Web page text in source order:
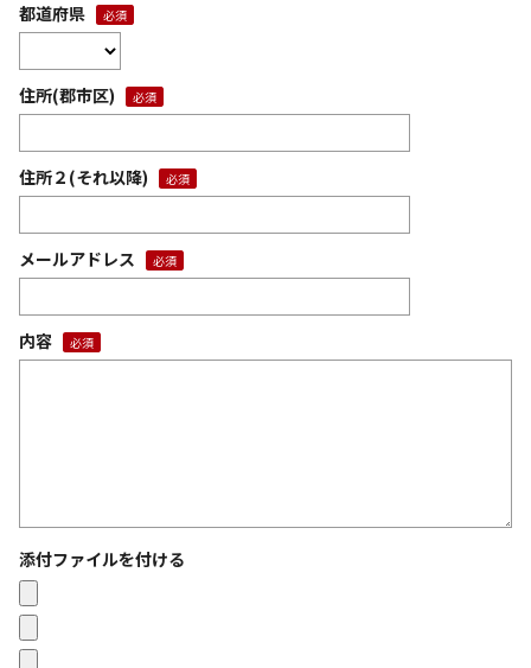
都道府県
住所(郡市区)
住所２(それ以降)
メールアドレス
内容
添付ファイルを付ける